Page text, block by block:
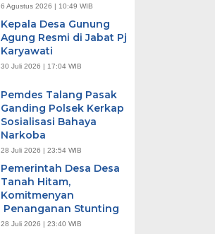
6 Agustus 2026 | 10:49 WIB
Kepala Desa Gunung
Agung Resmi di Jabat Pj
Karyawati
30 Juli 2026 | 17:04 WIB
Pemdes Talang Pasak
Ganding Polsek Kerkap
Sosialisasi Bahaya
Narkoba
28 Juli 2026 | 23:54 WIB
Pemerintah Desa Desa
Tanah Hitam,
Komitmenyan
Penanganan Stunting
28 Juli 2026 | 23:40 WIB